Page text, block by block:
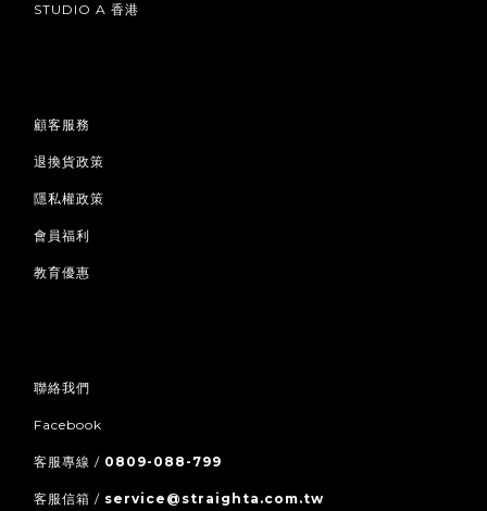
STUDIO A 香港
顧客服務
退換貨政策
隱私權政策
會員福利
教育優惠
聯絡我們
Facebook
客服專線 / 0809-088-799
客服信箱 / service@straighta.com.tw